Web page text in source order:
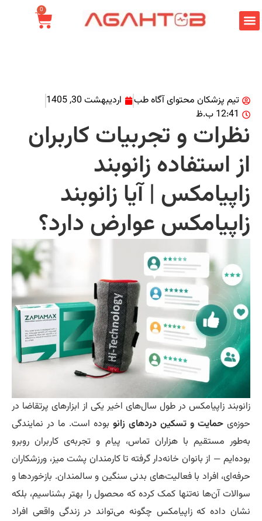
تیم پزشکان محتوای آگاه طب
اردیبهشت 30, 1405
12:41 ب.ظ
و تجربیات کاربران
استفاده زانوبند
| آیا زانوبند
عوارض دارد؟
زاپیامکس در طول سال‌های اخیر یکی از ابزارهای پرتقاضا در
حمایت و تسکین دردهای زانوبوده است. ما در نمایندگی
مستقیم با هزاران تماس، پیام و تجربه‌ی کاربران روبرو
— از بانوان خانه‌دار گرفته تا کارمندان پشت میز، ورزشکاران
افراد با فعالیت‌های بدنی سنگین و سالمندان. بازخوردها و
آن‌ها نه‌تنها کمک کرده که محصول را بهتر بشناسیم، بلکه
داده که زاپیامکس چگونه می‌تواند در زندگی واقعی افراد